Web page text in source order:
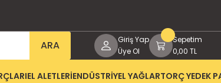
ARA
Giriş Yap
Üye Ol
Sepetim
0,00 TL
EL ALETLERİENDÜSTRİYEL YAĞLARTORÇ YEDEK